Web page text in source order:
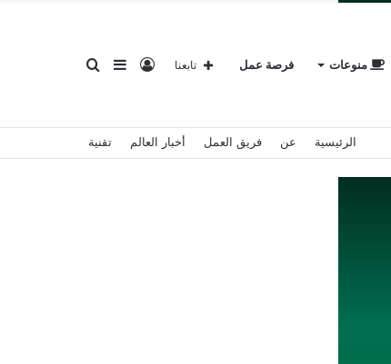
منوعات فرصة عمل بحثإضافةتسجيل تابعنا
الرئيسية عن فريق العمل أخبار العالم تقنية